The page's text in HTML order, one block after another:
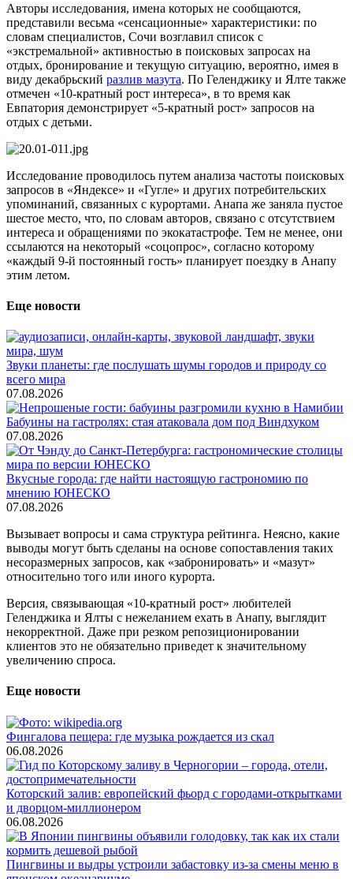
Авторы исследования, имена которых не сообщаются,
представили весьма «сенсационные» характеристики: по
словам специалистов, Сочи возглавил список с
«экстремальной» активностью в поисковых запросах на
отдых, бронирование и текущую ситуацию, вероятно, имея в
виду декабрьский разлив мазута. По Геленджику и Ялте также
отмечен «10-кратный рост интереса», в то время как
Евпатория демонстрирует «5-кратный рост» запросов на
отдых с детьми.
Исследование проводилось путем анализа частоты поисковых
запросов в «Яндексе» и «Гугле» и других потребительских
упоминаний, связанных с курортами. Анапа же заняла пустое
шестое место, что, по словам авторов, связано с отсутствием
интереса и обращениями по экокатастрофе. Тем не менее, они
ссылаются на некоторый «соцопрос», согласно которому
«каждый 9-й постоянный гость» планирует поездку в Анапу
этим летом.
Еще новости
Звуки планеты: где послушать шумы городов и природу со
всего мира
07.08.2026
Бабуины на гастролях: стая атаковала дом под Виндхуком
07.08.2026
Вкусные города: где найти настоящую гастрономию по
мнению ЮНЕСКО
07.08.2026
Вызывает вопросы и сама структура рейтинга. Неясно, какие
выводы могут быть сделаны на основе сопоставления таких
несоразмерных запросов, как «забронировать» и «мазут»
относительно того или иного курорта.
Версия, связывающая «10-кратный рост» любителей
Геленджика и Ялты с нежеланием ехать в Анапу, выглядит
некорректной. Даже при резком репозиционировании
клиентов это не обязательно приведет к значительному
увеличению спроса.
Еще новости
Фингалова пещера: где музыка рождается из скал
06.08.2026
Которский залив: европейский фьорд с городами-открытками
и дворцом-миллионером
06.08.2026
Пингвины и выдры устроили забастовку из-за смены меню в